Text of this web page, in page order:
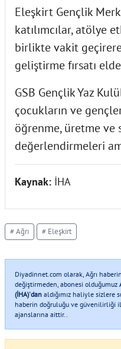
Eleşkirt Gençlik
katılımcılar, atölye
birlikte vakit
geliştirme fırsatı
GSB Gençlik Yaz
çocukların ve
öğrenme, üretme ve
değerlendirmeleri
Kaynak: İHA
# Ağrı # Eleşkirt
Diyadinnet.com olarak, Ağrı
değiştirmeden, abonesi olduğumuz
(İHA)'dan aldığımız haliyle sizlere
haberin doğruluğu ve
ajanslarına aittir..